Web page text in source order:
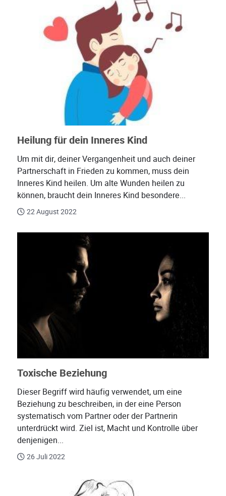
Heilung für dein Inneres Kind
Um mit dir, deiner Vergangenheit und auch deiner
Partnerschaft in Frieden zu kommen, muss dein
Inneres Kind heilen. Um alte Wunden heilen zu
können, braucht dein Inneres Kind besondere...
22 August 2022
Toxische Beziehung
Dieser Begriff wird häufig verwendet, um eine
Beziehung zu beschreiben, in der eine Person
systematisch vom Partner oder der Partnerin
unterdrückt wird. Ziel ist, Macht und Kontrolle über
denjenigen...
26 Juli 2022